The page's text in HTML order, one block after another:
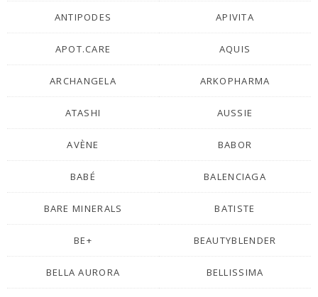
ANTIPODES APIVITA
APOT.CARE AQUIS
ARCHANGELA ARKOPHARMA
ATASHI AUSSIE
AVÈNE BABOR
BABÉ BALENCIAGA
BARE MINERALS BATISTE
BE+ BEAUTYBLENDER
BELLA AURORA BELLISSIMA